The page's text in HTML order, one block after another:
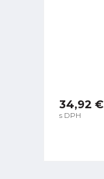
34,92 €
s DPH